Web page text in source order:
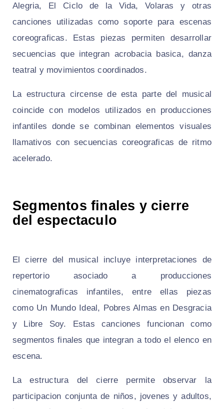
Alegria, El Ciclo de la Vida, Volaras y otras
canciones utilizadas como soporte para escenas
coreograficas. Estas piezas permiten desarrollar
secuencias que integran acrobacia basica, danza
teatral y movimientos coordinados.
La estructura circense de esta parte del musical
coincide con modelos utilizados en producciones
infantiles donde se combinan elementos visuales
llamativos con secuencias coreograficas de ritmo
acelerado.
Segmentos finales y cierre
del espectaculo
El cierre del musical incluye interpretaciones de
repertorio asociado a producciones
cinematograficas infantiles, entre ellas piezas
como Un Mundo Ideal, Pobres Almas en Desgracia
y Libre Soy. Estas canciones funcionan como
segmentos finales que integran a todo el elenco en
escena.
La estructura del cierre permite observar la
participacion conjunta de niños, jovenes y adultos,